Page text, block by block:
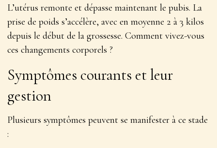
L’utérus remonte et dépasse maintenant le pubis. La
prise de poids s’accélère, avec en moyenne 2 à 3 kilos
depuis le début de la grossesse. Comment vivez-vous
ces changements corporels ?
Symptômes courants et leur
gestion
Plusieurs symptômes peuvent se manifester à ce stade
: